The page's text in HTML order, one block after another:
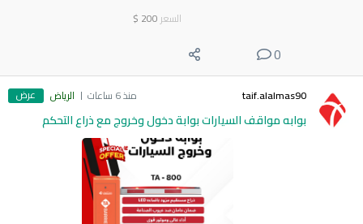
السعر 200
$
0
taif.alalmas90 منذ 6 ساعات الرياض عرض
بوابه مواقف السيارات بوابة دخول وخروج مع ذراع التحكم